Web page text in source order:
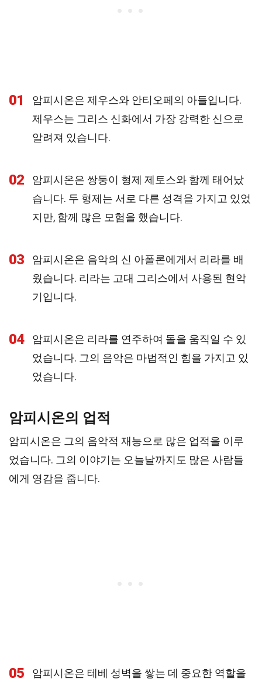
01
암피시온은 제우스와 안티오페의 아들입니다.
제우스는 그리스 신화에서 가장 강력한 신으로
알려져 있습니다.
02
암피시온은 쌍둥이 형제 제토스와 함께 태어났
습니다. 두 형제는 서로 다른 성격을 가지고 있었
지만, 함께 많은 모험을 했습니다.
03
암피시온은 음악의 신 아폴론에게서 리라를 배
웠습니다. 리라는 고대 그리스에서 사용된 현악
기입니다.
04
암피시온은 리라를 연주하여 돌을 움직일 수 있
었습니다. 그의 음악은 마법적인 힘을 가지고 있
었습니다.
암피시온의 업적
암피시온은 그의 음악적 재능으로 많은 업적을 이루
었습니다. 그의 이야기는 오늘날까지도 많은 사람들
에게 영감을 줍니다.
05
암피시온은 테베 성벽을 쌓는 데 중요한 역할을